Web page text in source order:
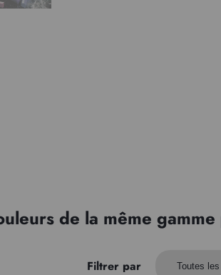
de la même
Filtrer par